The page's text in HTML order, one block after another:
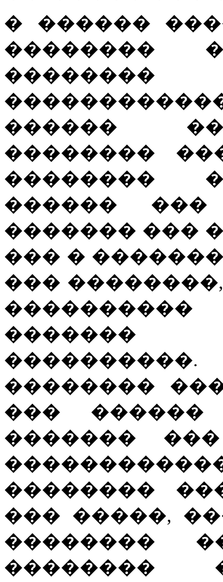
� ������
��������
������
��������
��������
������
������� ���
��� �
���
����������
��������
���
�������
��������
��� �����,
��������
��������